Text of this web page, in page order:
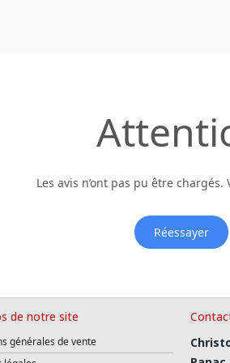
Les avis n’ont pas pu être chargés.
Réessayer
de notre site
générales de vente